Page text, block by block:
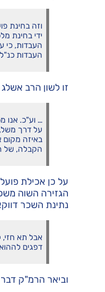
וזה בחינת
ידי בחינת
העבדות, כי
העבדות
זו לשון הרב
… וע"כ. אנו
על דרך משל,
באיזה מקום
הקבלה, של
על כן אכילת
הגזירה השוה
נתינת השכר
אבל תא חזי,
דפגים
וביאר הרמ"ק